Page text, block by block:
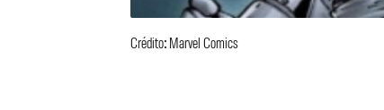
Crédito: Marvel Comics